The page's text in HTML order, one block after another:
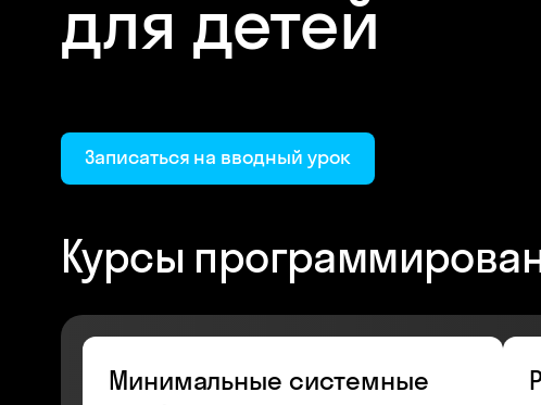
для детей
Записаться на вводный урок
Курсы
Минимальные системные